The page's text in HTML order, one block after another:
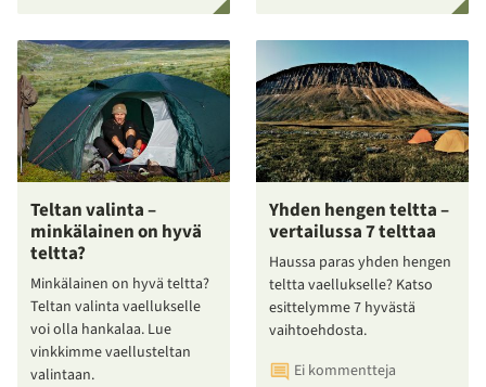
Teltan valinta –
minkälainen on hyvä
teltta?
Minkälainen on hyvä teltta?
Teltan valinta vaellukselle
voi olla hankalaa. Lue
vinkkimme vaellusteltan
valintaan.
Yhden hengen teltta –
vertailussa 7 telttaa
Haussa paras yhden hengen
teltta vaellukselle? Katso
esittelymme 7 hyvästä
vaihtoehdosta.
Ei kommentteja